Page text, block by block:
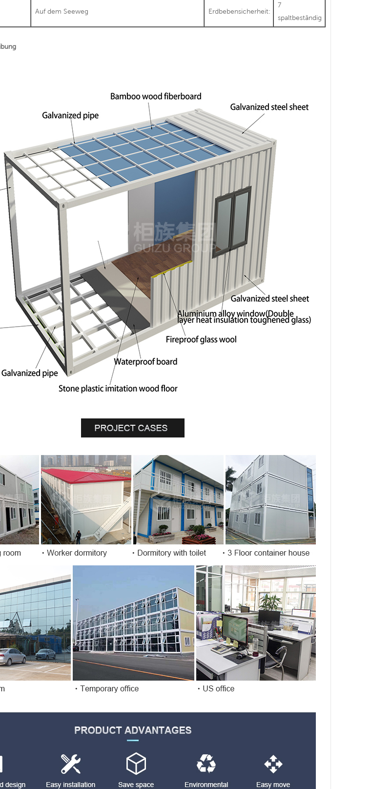
Auf dem Seeweg Erdbebensicherheit:
7
spaltbeständig